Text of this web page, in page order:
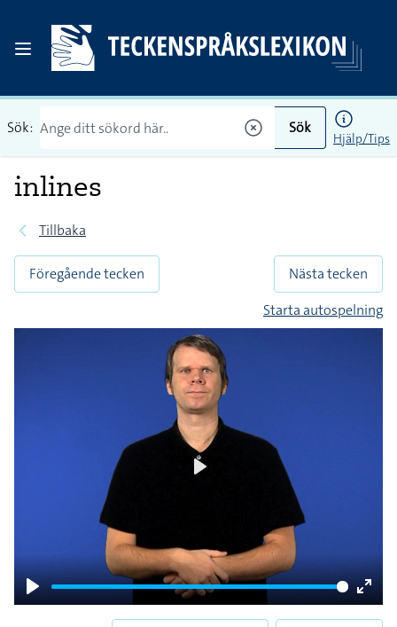
Sök: Sök
Hjälp/Tips
inlines
Tillbaka
Föregående tecken
Nästa tecken
Starta autospelning
Play
Enter